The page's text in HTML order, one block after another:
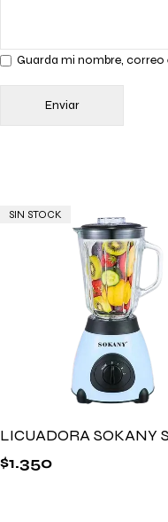
Guarda mi nombre, correo
SIN STOCK
LICUADORA SOKANY
$1.350